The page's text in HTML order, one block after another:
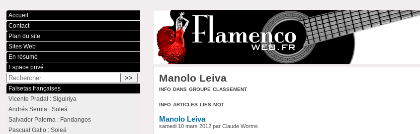
Manolo Leiva
info dans groupe classement
info articles lies mot
Manolo Leiva
samedi 10 mars 2012 par Claude Worms
Accueil
Contact
Plan du site
Sites Web
En résumé
Espace privé
Falsetas françaises
Vicente Pradal : Siguiriya
Andrés Serrita : Soleá
Salvador Paterna : Fandangos
Pascual Gallo : Soleá